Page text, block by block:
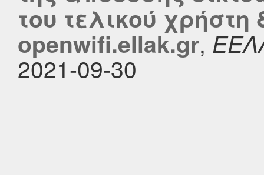
του τελικού χρήστη
openwifi.ellak.gr,
2021-09-30